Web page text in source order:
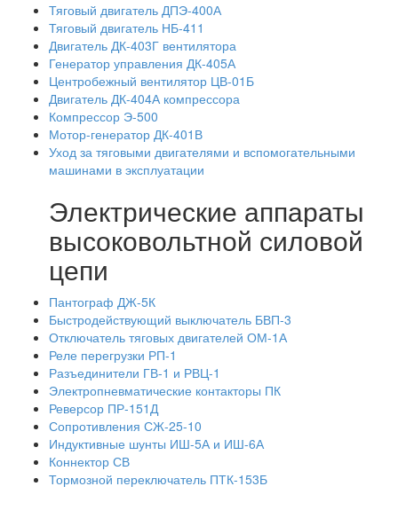
Тяговый двигатель ДПЭ-400А
Тяговый двигатель НБ-411
Двигатель ДК-403Г вентилятора
Генератор управления ДК-405А
Центробежный вентилятор ЦВ-01Б
Двигатель ДК-404А компрессора
Компрессор Э-500
Мотор-генератор ДК-401В
Уход за тяговыми двигателями и вспомогательными
машинами в эксплуатации
Электрические аппараты
высоковольтной силовой
цепи
Пантограф ДЖ-5К
Быстродействующий выключатель БВП-3
Отключатель тяговых двигателей ОМ-1А
Реле перегрузки РП-1
Разъединители ГВ-1 и РВЦ-1
Электропневматические контакторы ПК
Реверсор ПР-151Д
Сопротивления СЖ-25-10
Индуктивные шунты ИШ-5А и ИШ-6А
Коннектор СВ
Тормозной переключатель ПТК-153Б